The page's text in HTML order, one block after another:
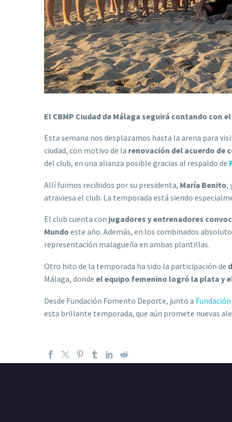
El CBMP Ciudad de Málaga seguirá contando con
Esta semana nos desplazamos hasta la arena para
ciudad, con motivo de la renovación del acuerdo de
del club, en una alianza posible gracias al respaldo de
Allí fuimos recibidos por su presidenta, María Benito,
atraviesa el club. La temporada está siendo
El club cuenta con jugadores y entrenadores
Mundo este año. Además, en los combinados
representación malagueña en ambas plantillas.
Otro hito de la temporada ha sido la participación de
Málaga, donde el equipo femenino logró la plata y
Desde Fundación Fomento Deporte, junto a Fundación
esta brillante temporada, que aún promete nuevas